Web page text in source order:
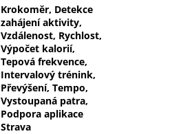
Krokoměr, Detekce
zahájení aktivity,
Vzdálenost, Rychlost,
Výpočet kalorií,
Tepová frekvence,
Intervalový trénink,
Převýšení, Tempo,
Vystoupaná patra,
Podpora aplikace
Strava